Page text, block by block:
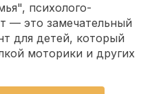
психолого-
— это замечательный
для детей, который
моторики и других